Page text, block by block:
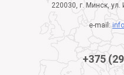
220030, г. Минск, ул.
e-mail:
+375